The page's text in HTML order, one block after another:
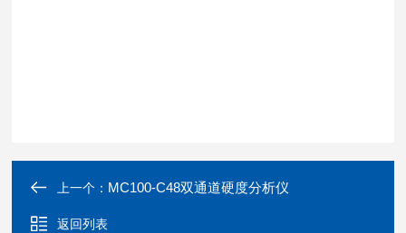
上一个： MC100-C48双通道硬度分析仪
返回列表